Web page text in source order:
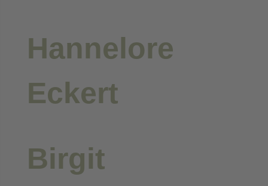
Hannelore
Eckert
Birgit